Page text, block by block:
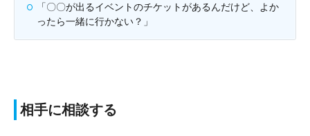
「〇〇が出るイベントのチケットがあるんだけど、よか
ったら一緒に行かない？」
相手に相談する